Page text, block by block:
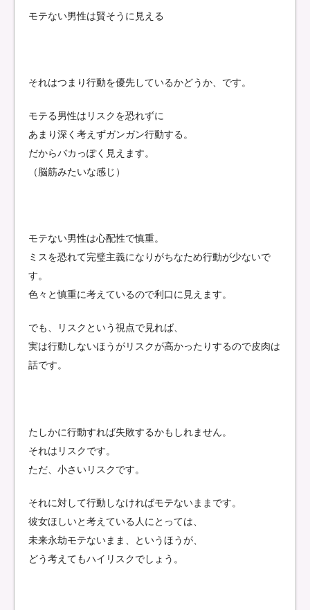
モテない男性は賢そうに見える
それはつまり行動を優先しているかどうか、です。
モテる男性はリスクを恐れずに
あまり深く考えずガンガン行動する。
だからバカっぽく見えます。
（脳筋みたいな感じ）
モテない男性は心配性で慎重。
ミスを恐れて完璧主義になりがちなため行動が少ないで
す。
色々と慎重に考えているので利口に見えます。
でも、リスクという視点で見れば、
実は行動しないほうがリスクが高かったりするので皮肉は
話です。
たしかに行動すれば失敗するかもしれません。
それはリスクです。
ただ、小さいリスクです。
それに対して行動しなければモテないままです。
彼女ほしいと考えている人にとっては、
未来永劫モテないまま、というほうが、
どう考えてもハイリスクでしょう。